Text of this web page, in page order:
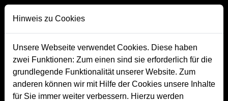
Direkt zur Hauptnavigation springen
Direkt zum Inhalt springen
Zur Unternavigation springen
Fassadenwerbung
Hinweis zu Cookies
Unsere Webseite verwendet Cookies. Diese haben
zwei Funktionen: Zum einen sind sie erforderlich für die
grundlegende Funktionalität unserer Website. Zum
anderen können wir mit Hilfe der Cookies unsere Inhalte
für Sie immer weiter verbessern. Hierzu werden